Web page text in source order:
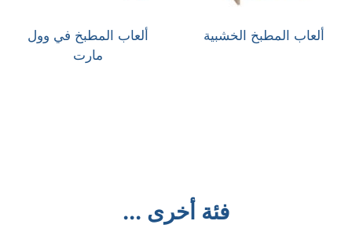
ألعاب المطبخ الخشبية
ألعاب المطبخ في وول
مارت
فئة أخرى ...